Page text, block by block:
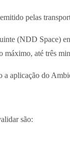
pelas
(NDD Space)
máximo, até três
a aplicação do
são: